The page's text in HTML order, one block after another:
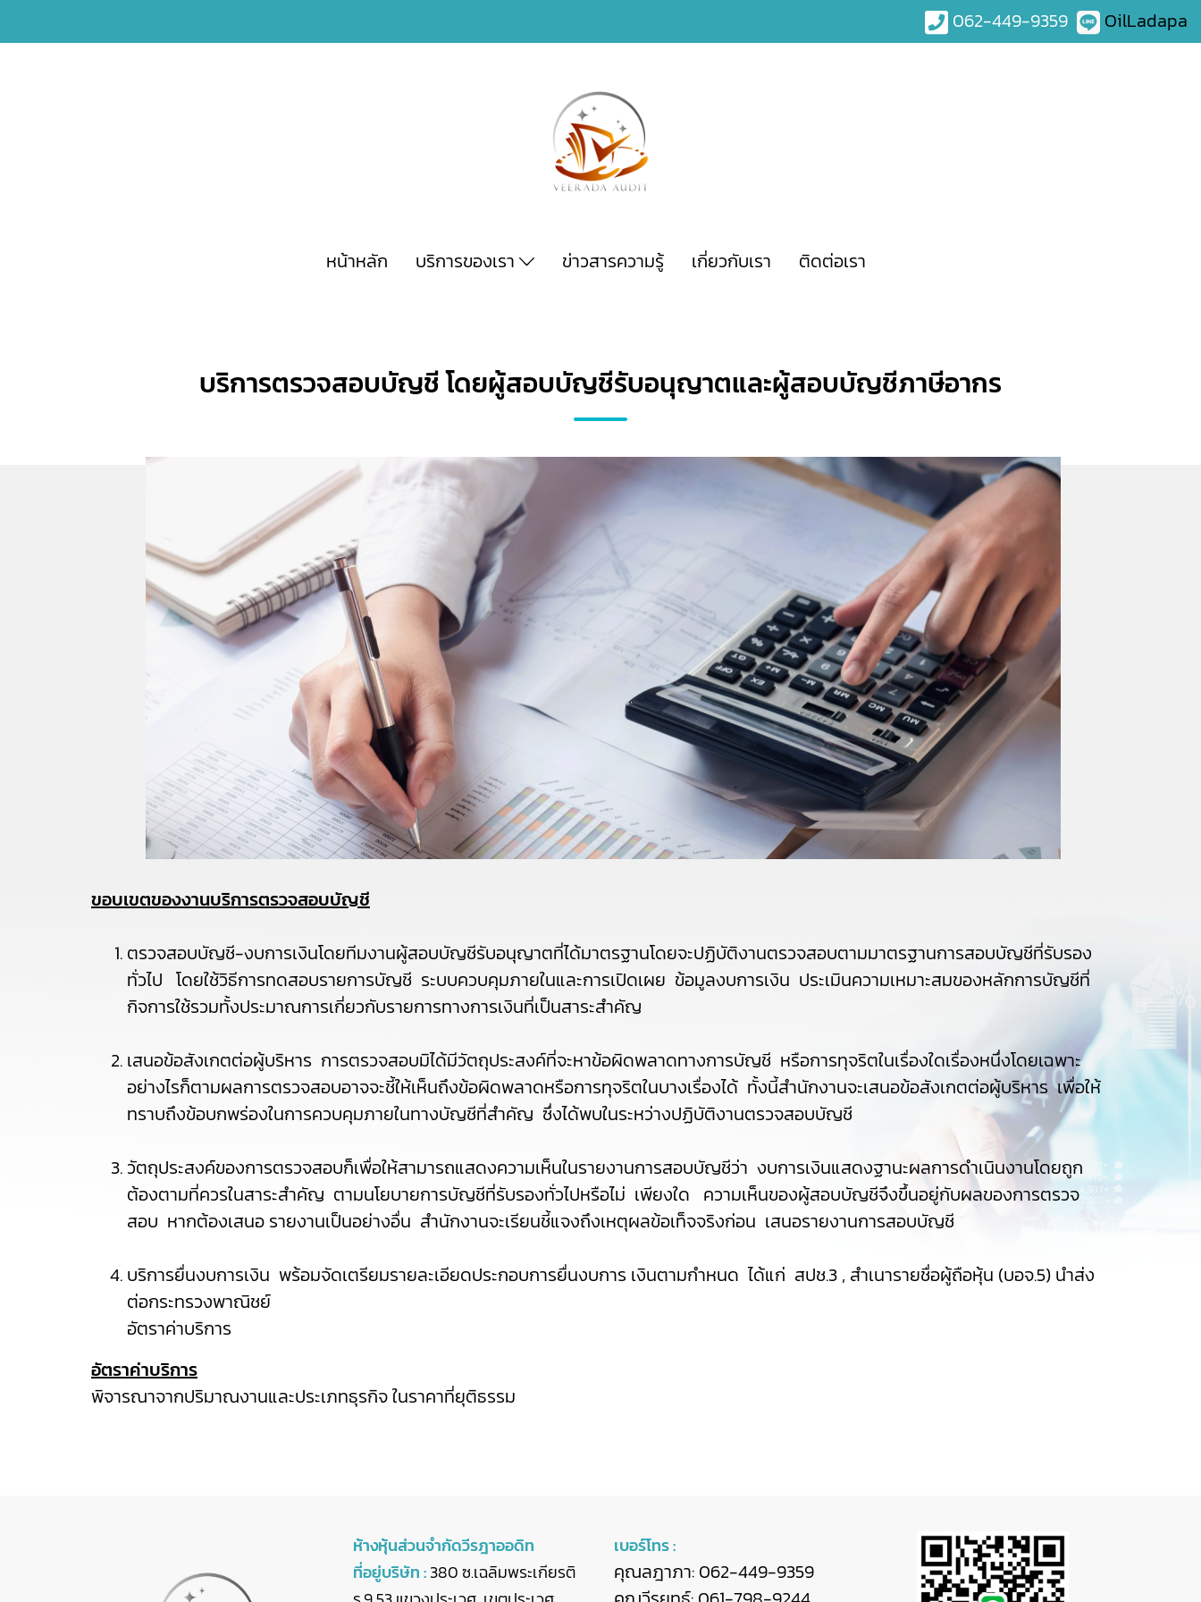
062-449-9359 OilLadapa
หน้าหลัก บริการของเรา ข่าวสารความรู้ เกี่ยวกับเรา ติดต่อเรา
บริการตรวจสอบบัญชี โดยผู้สอบบัญชีรับอนุญาตและผู้สอบบัญชีภาษีอากร
ขอบเขตของงานบริการตรวจสอบบัญชี
ตรวจสอบบัญชี-งบการเงินโดยทีมงานผู้สอบบัญชีรับอนุญาตที่ได้มาตรฐานโดยจะปฏิบัติงานตรวจสอบตามมาตรฐานการสอบบัญชีที่รับรอง
ทั่วไป โดยใช้วิธีการทดสอบรายการบัญชี ระบบควบคุมภายในและการเปิดเผย ข้อมูลงบการเงิน ประเมินความเหมาะสมของหลักการบัญชีที่
กิจการใช้รวมทั้งประมาณการเกี่ยวกับรายการทางการเงินที่เป็นสาระสำคัญ
เสนอข้อสังเกตต่อผู้บริหาร การตรวจสอบมิได้มีวัตถุประสงค์ที่จะหาข้อผิดพลาดทางการบัญชี หรือการทุจริตในเรื่องใดเรื่องหนึ่งโดยเฉพาะ
อย่างไรก็ตามผลการตรวจสอบอาจจะชี้ให้เห็นถึงข้อผิดพลาดหรือการทุจริตในบางเรื่องได้ ทั้งนี้สำนักงานจะเสนอข้อสังเกตต่อผู้บริหาร เพื่อให้
ทราบถึงข้อบกพร่องในการควบคุมภายในทางบัญชีที่สำคัญ ซึ่งได้พบในระหว่างปฏิบัติงานตรวจสอบบัญชี
วัตถุประสงค์ของการตรวจสอบก็เพื่อให้สามารถแสดงความเห็นในรายงานการสอบบัญชีว่า งบการเงินแสดงฐานะผลการดำเนินงานโดยถูก
ต้องตามที่ควรในสาระสำคัญ ตามนโยบายการบัญชีที่รับรองทั่วไปหรือไม่ เพียงใด ความเห็นของผู้สอบบัญชีจึงขึ้นอยู่กับผลของการตรวจ
สอบ หากต้องเสนอ รายงานเป็นอย่างอื่น สำนักงานจะเรียนชี้แจงถึงเหตุผลข้อเท็จจริงก่อน เสนอรายงานการสอบบัญชี
บริการยื่นงบการเงิน พร้อมจัดเตรียมรายละเอียดประกอบการยื่นงบการ เงินตามกำหนด ได้แก่ สปช.3 , สำเนารายชื่อผู้ถือหุ้น (บอจ.5) นำส่ง
ต่อกระทรวงพาณิชย์
อัตราค่าบริการ
อัตราค่าบริการ
พิจารณาจากปริมาณงานและประเภทธุรกิจ ในราคาที่ยุติธรรม
ห้างหุ้นส่วนจำกัดวีรฎาออดิท
ที่อยู่บริษัท :380 ซ.เฉลิมพระเกียรติ
เบอร์โทร :
คุณลฎาภา: 062-449-9359